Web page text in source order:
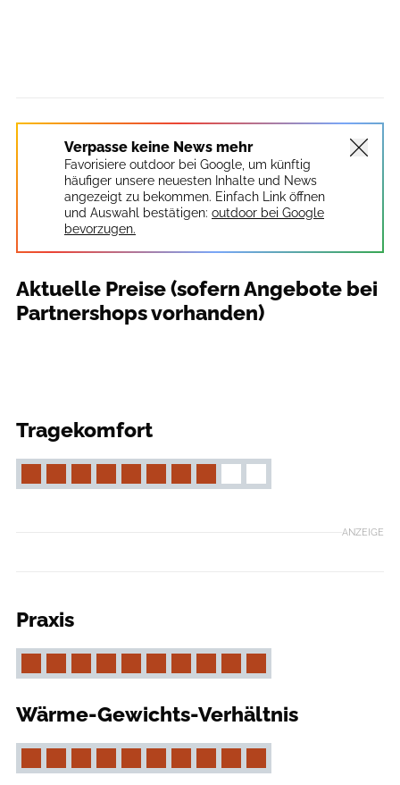
Verpasse keine News mehr
Favorisiere outdoor bei Google, um künftig
häufiger unsere neuesten Inhalte und News
angezeigt zu bekommen. Einfach Link öffnen
und Auswahl bestätigen: outdoor bei Google
bevorzugen.
Aktuelle Preise (sofern Angebote bei
Partnershops vorhanden)
Tragekomfort
ANZEIGE
Praxis
Wärme-Gewichts-Verhältnis